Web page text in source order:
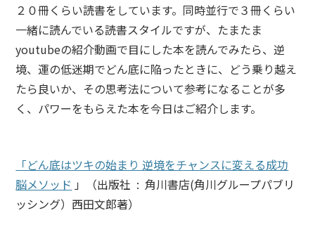
２０冊くらい読書をしています。同時並行で３冊くらい
一緒に読んでいる読書スタイルですが、たまたま
youtubeの紹介動画で目にした本を読んでみたら、逆
境、運の低迷期でどん底に陥ったときに、どう乗り越え
たら良いか、その思考法について参考になることが多
く、パワーをもらえた本を今日はご紹介します。
「どん底はツキの始まり 逆境をチャンスに変える成功
脳メソッド 」（出版社 ‏ : ‎角川書店(角川グループパブリ
ッシング） 西田文郎著）